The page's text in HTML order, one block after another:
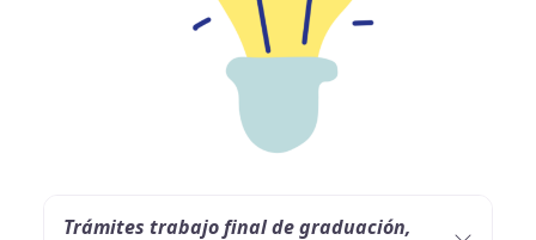
Trámites trabajo final de graduación,